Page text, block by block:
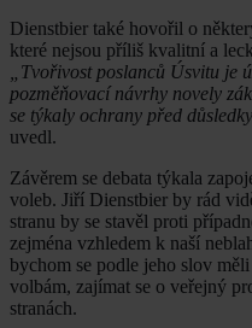
Dienstbier také hovořil o
které nejsou příliš kvalitní a
„Tvořivost poslanců Úsvitu je
pozměňovací návrhy novely
se týkaly ochrany před
uvedl.
Závěrem se debata týkala
voleb. Jiří Dienstbier by rád
stranu by se stavěl proti
zejména vzhledem k naší
bychom se podle jeho slov
volbám, zajímat se o veřejný
stranách.